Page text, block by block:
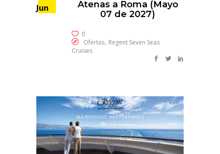
Jun
Atenas a Roma (Mayo
07 de 2027)
0
Ofertas, Regent Seven Seas
Cruises